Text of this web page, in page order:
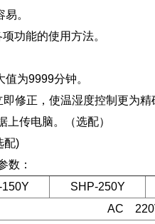
。
功能的使用方法。
为9999分钟。
修正，使温湿度控制更为精
传电脑。（选配）
配)
数：
SHP-250Y
AC